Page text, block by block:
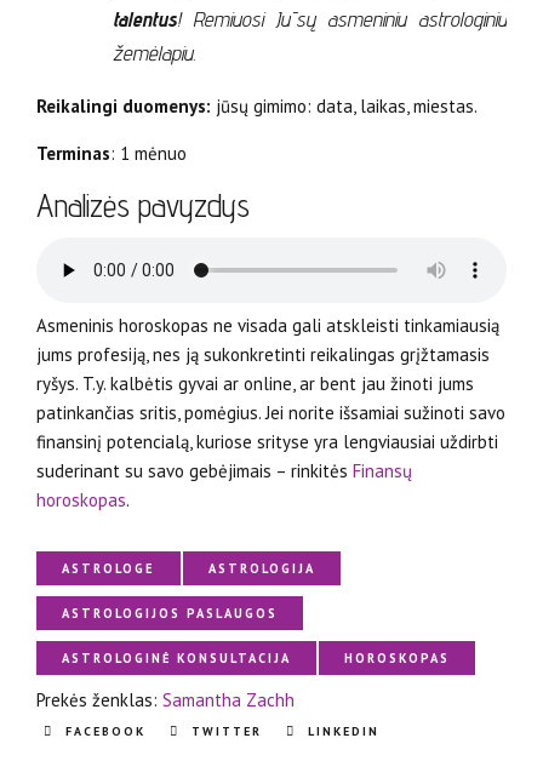
talentus! Remiuosi Jūsų asmeniniu astrologiniu
žemėlapiu.
Reikalingi duomenys: jūsų gimimo: data, laikas, miestas.
Terminas: 1 mėnuo
Analizės pavyzdys
Asmeninis horoskopas ne visada gali atskleisti tinkamiausią
jums profesiją, nes ją sukonkretinti reikalingas grįžtamasis
ryšys. T.y. kalbėtis gyvai ar online, ar bent jau žinoti jums
patinkančias sritis, pomėgius. Jei norite išsamiai sužinoti savo
finansinį potencialą, kuriose srityse yra lengviausiai uždirbti
suderinant su savo gebėjimais – rinkitės Finansų
horoskopas.
ASTROLOGE ASTROLOGIJA
ASTROLOGIJOS PASLAUGOS
ASTROLOGINĖ KONSULTACIJA HOROSKOPAS
Prekės ženklas: Samantha Zachh
FACEBOOK TWITTER LINKEDIN